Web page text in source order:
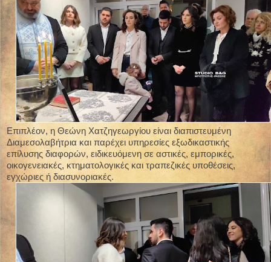
Επιπλέον, η Θεώνη Χατζηγεωργίου είναι διαπιστευμένη
Διαμεσολαβήτρια και παρέχει υπηρεσίες εξωδικαστικής
επίλυσης διαφορών, ειδικευόμενη σε αστικές, εμπορικές,
οικογενειακές, κτηματολογικές και τραπεζικές υποθέσεις,
εγχώριες ή διασυνοριακές.